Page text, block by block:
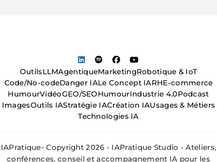
OutilsLLMAgentiqueMarketingRobotique & IoT
Code/No-codeDanger IALe Concept IARHE-commerce
HumourVidéoGEO/SEOHumourIndustrie 4.0Podcast
ImagesOutils IAStratégie IACréation IAUsages & Métiers
Technologies IA
IAPratique- Copyright 2026 - IAPratique Studio - Ateliers,
conférences, conseil et accompagnement IA pour les